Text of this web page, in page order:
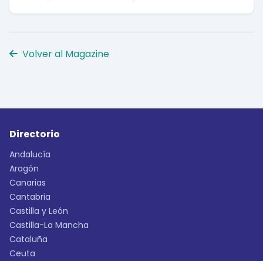
Volver al Magazine
Directorio
Andalucía
Aragón
Canarias
Cantabria
Castilla y León
Castilla-La Mancha
Cataluña
Ceuta